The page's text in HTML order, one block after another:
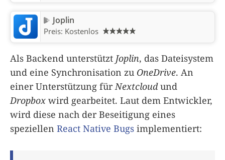
Joplin
Preis: Kostenlos
Als Backend unterstützt Joplin, das Dateisystem
und eine Synchronisation zu OneDrive. An
einer Unterstützung fürNextcloudund
Dropbox wird gearbeitet. Laut dem Entwickler,
wird diese nach der Beseitigung eines
speziellen React Native Bugs implementiert: